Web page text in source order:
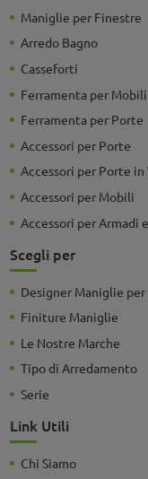
Maniglie per Finestre
Arredo Bagno
Casseforti
Ferramenta per Mobili
Ferramenta per Porte
Accessori per Porte
Accessori per Porte in
Accessori per Mobili
Accessori per Armadi
Scegli per
Designer Maniglie
Finiture Maniglie
Le Nostre Marche
Tipo di Arredamento
Serie
Link Utili
Chi Siamo